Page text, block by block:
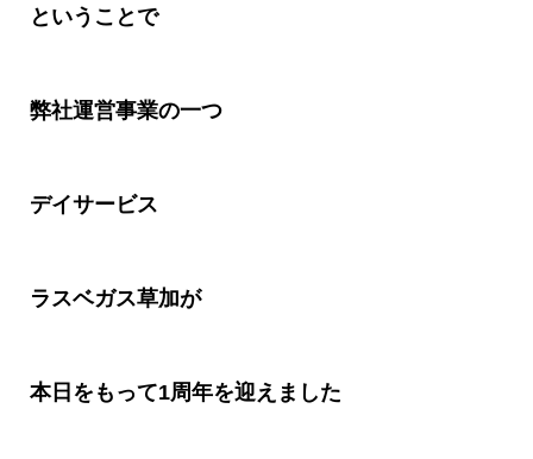
ということで
弊社運営事業の一つ
デイサービス
ラスベガス草加が
本日をもって1周年を迎えました